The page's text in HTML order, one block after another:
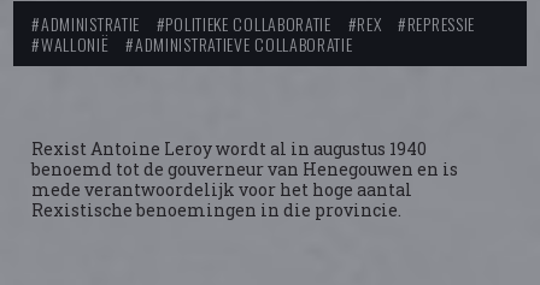
#ADMINISTRATIE #POLITIEKE COLLABORATIE #REX
#REPRESSIE
#WALLONIË
#ADMINISTRATIEVE COLLABORATIE
Rexist Antoine Leroy wordt al in augustus 1940
benoemd tot de gouverneur van Henegouwen en is
mede verantwoordelijk voor het hoge aantal
Rexistische benoemingen in die provincie.